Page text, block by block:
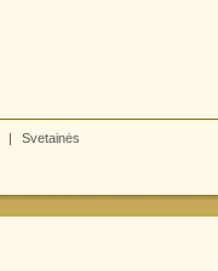
|
Svetainės